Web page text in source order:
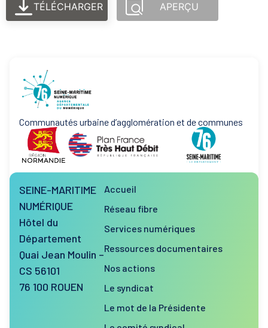
TÉLÉCHARGER APERÇU
Communautés urbaine d’agglomération et de communes
SEINE-MARITIME
NUMÉRIQUE
Hôtel du
Département
Quai Jean Moulin –
CS 56101
76 100 ROUEN
Accueil
Réseau fibre
Services numériques
Ressources documentaires
Nos actions
Le syndicat
Le mot de la Présidente